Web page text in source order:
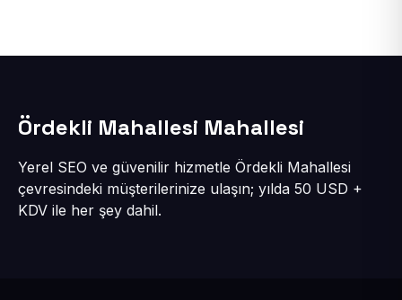
Ördekli Mahallesi Mahallesi
Yerel SEO ve güvenilir hizmetle Ördekli Mahallesi
çevresindeki müşterilerinize ulaşın; yılda 50 USD +
KDV ile her şey dahil.